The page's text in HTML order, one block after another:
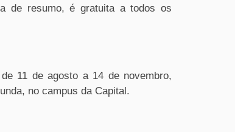
de resumo, é gratuita a todos os
11 de agosto a 14 de novembro,
no campus da Capital.